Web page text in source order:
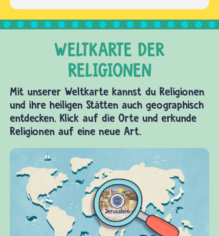
Mit unserer Weltkarte kannst du Religionen
und ihre heiligen Stätten auch geographisch
entdecken. Klick auf die Orte und erkunde
Religionen auf eine neue Art.